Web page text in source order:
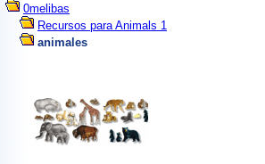
0melibas
Recursos para Animals 1
animales